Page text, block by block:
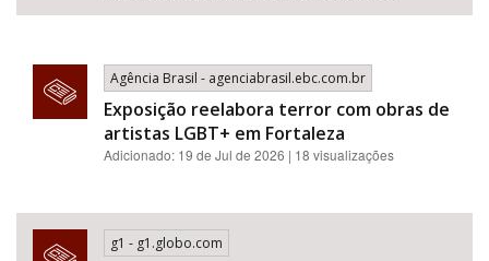
Área Protegida
BUSCAR
Agência Brasil - agenciabrasil.ebc.com.br
Exposição reelabora terror com obras de
artistas LGBT+ em Fortaleza
Adicionado: 19 de Jul de 2026 | 18 visualizações
g1 - g1.globo.com